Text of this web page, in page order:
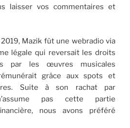
laisser vos commentaires et
Mazik fût une webradio via
légale qui reversait les droits
par les œuvres musicales
grâce aux spots et
Suite à son rachat par
pas cette partie
nous avons préféré